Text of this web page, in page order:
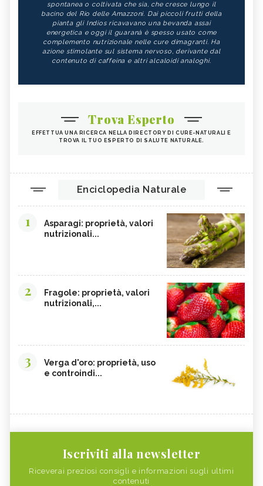
spontanea o coltivata che sia, che cresce lungo il
bacino del Rio delle Amazzoni. Dai piccoli frutti della
pianta gli Indios ricavavano una bevanda assai
energetica e oggi il guaranà è spesso usato come
complemento nutrizionale nelle cure dimagranti. Ha
azione stimolante sul sistema nervoso, derivante dal
contenuto di caffeina e altri alcaloidi analoghi.
Trova Esperto
EFFETTUA UNA RICERCA NELLA DIRECTORY DI CURE-NATURALI E
TROVA IL TUO ESPERTO DI SALUTE NATURALE.
Enciclopedia Naturale
1
Asparagi: proprietà, valori
nutrizionali...
2
Fragole: proprietà, valori
nutrizionali,...
3
Verga d'oro: proprietà, uso
e controindi...
Iscriviti alla newsletter
Riceverai preziosi consigli e informazioni sugli ultimi
contenuti